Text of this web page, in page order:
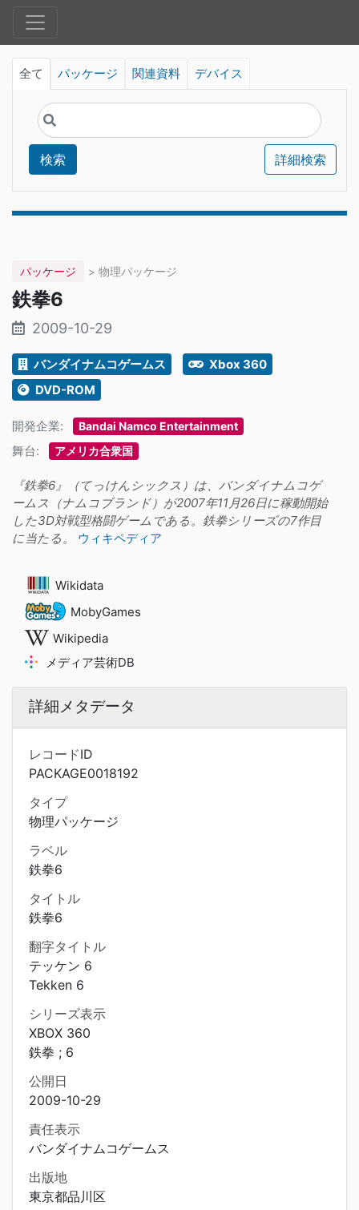
全て パッケージ 関連資料 デバイス
検索 詳細検索
パッケージ > 物理パッケージ
鉄拳6
2009-10-29
バンダイナムコゲームス
Xbox 360
DVD-ROM
開発企業: Bandai Namco Entertainment
舞台: アメリカ合衆国
『鉄拳6』（てっけんシックス）は、バンダイナムコゲ
ームス（ナムコブランド）が2007年11月26日に稼動開始
した3D対戦型格闘ゲームである。鉄拳シリーズの7作目
に当たる。 ウィキペディア
Wikidata
MobyGames
Wikipedia
メディア芸術DB
詳細メタデータ
レコードID
PACKAGE0018192
タイプ
物理パッケージ
ラベル
鉄拳6
タイトル
鉄拳6
翻字タイトル
テッケン 6
Tekken 6
シリーズ表示
XBOX 360
鉄拳 ; 6
公開日
2009-10-29
責任表示
バンダイナムコゲームス
出版地
東京都品川区